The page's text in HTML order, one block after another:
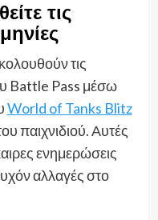
τις
τις
Battle Pass μέσω
World of Tanks Blitz
παιχνιδιού. Αυτές
ενημερώσεις
αλλαγές στο